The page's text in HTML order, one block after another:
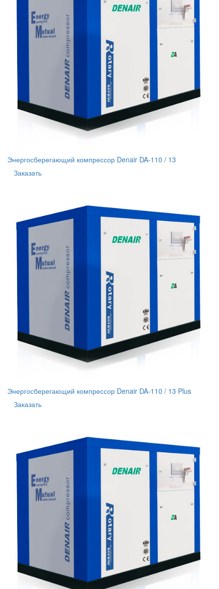
Энергосберегающий компрессор Denair DA-110 / 13
Заказать
Энергосберегающий компрессор Denair DA-110 / 13 Plus
Заказать